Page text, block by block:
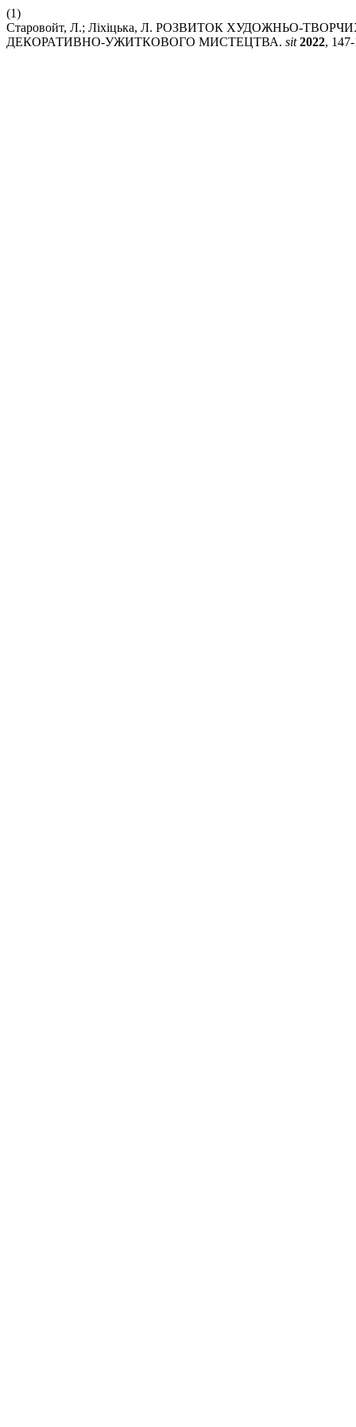
(1)
Старовойт, Л.; Ліхіцька, Л. РОЗВИТОК ХУДОЖНЬО-
ДЕКОРАТИВНО-УЖИТКОВОГО МИСТЕЦТВА. sit 2022,